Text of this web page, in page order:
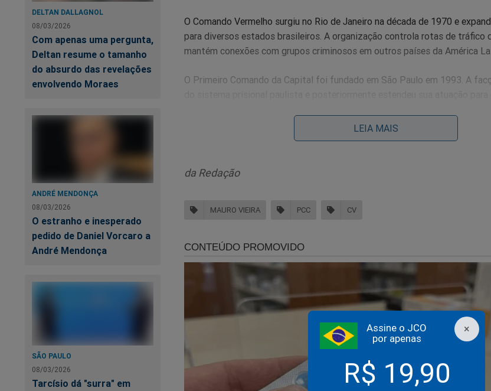
×
Assine o JCO
por apenas
R$ 19,90
DELTAN DALLAGNOL
08/03/2026
Com apenas uma pergunta,
Deltan resume o tamanho
do absurdo das revelações
envolvendo Moraes
ANDRÉ MENDONÇA
08/03/2026
O estranho e inesperado
pedido de Daniel Vorcaro a
André Mendonça
SÃO PAULO
08/03/2026
Tarcísio dá "surra" em
O Comando Vermelho surgiu no Rio de Janeiro na década de 1970 e
para diversos estados brasileiros. A organização controla rotas de tráfico
mantém conexões com grupos criminosos em outros países da América
O Primeiro Comando da Capital foi fundado em São Paulo em 1993. A
Ambas as organizações disputam territórios e rotas de tráfico, gerando
operações internacionais, estabelecendo conexões com cartéis de drogas e
criminosos em diversos países.
A censura e a perseguição covarde que calou um
jornalistas do Brasil
LEIA MAIS
da Redação
MAURO VIEIRA PCC CV